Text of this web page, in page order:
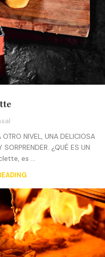
NIVEL, UNA DELICIOSA
SORPRENDER. ¿QUÉ ES UN
es ...